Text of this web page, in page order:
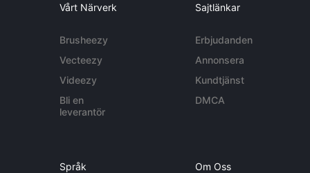
Vårt Närverk
Brusheezy
Vecteezy
Videezy
Bli en
leverantör
Sajtlänkar
Erbjudanden
Annonsera
Kundtjänst
DMCA
Språk Om Oss